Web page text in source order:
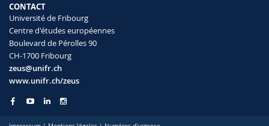
CONTACT
Université de Fribourg
Centre d'études européennes
Boulevard de Pérolles 90
CH-1700 Fribourg
zeus@unifr.ch
www.unifr.ch/zeus